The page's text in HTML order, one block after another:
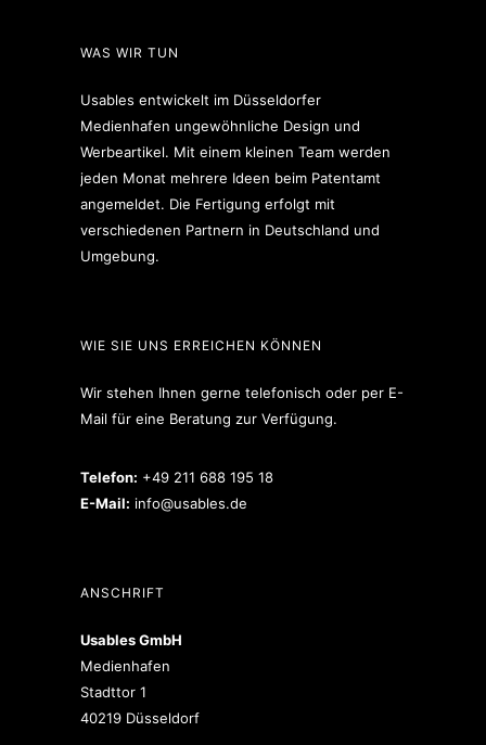
WAS WIR TUN
Usables entwickelt im Düsseldorfer
Medienhafen ungewöhnliche Design und
Werbeartikel. Mit einem kleinen Team werden
jeden Monat mehrere Ideen beim Patentamt
angemeldet. Die Fertigung erfolgt mit
verschiedenen Partnern in Deutschland und
Umgebung.
WIE SIE UNS ERREICHEN KÖNNEN
Wir stehen Ihnen gerne telefonisch oder per E-
Mail für eine Beratung zur Verfügung.
Telefon: +49 211 688 195 18
E-Mail: info@usables.de
ANSCHRIFT
Usables GmbH
Medienhafen
Stadttor 1
40219 Düsseldorf